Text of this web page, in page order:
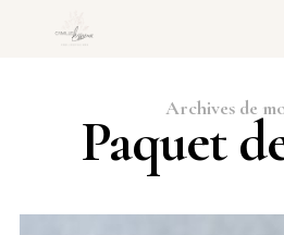
Archives de
Paquet